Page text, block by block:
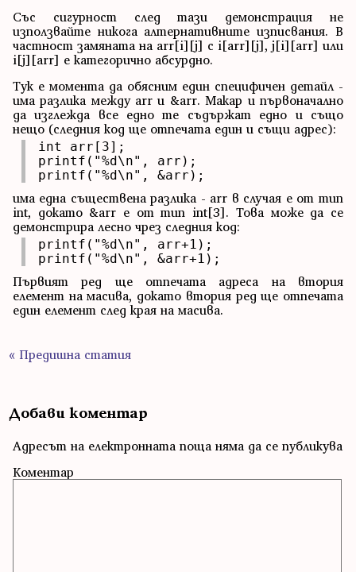
Със сигурност след тази демонстрация не
използвайте никога алтернативните изписвания. В
частност замяната на arr[i][j] с i[arr][j], j[i][arr] или
i[j][arr] е категорично абсурдно.
Тук е момента да обясним един специфичен детайл -
има разлика между arr и &arr. Макар и първоначално
да изглежда все едно те съдържат едно и също
нещо (следния код ще отпечата един и същи адрес):
int arr[3];
printf("%d\n", arr);
printf("%d\n", &arr);
има една съществена разлика - arr в случая е от тип
int, докато &arr е от тип int[3]. Това може да се
демонстрира лесно чрез следния код:
printf("%d\n", arr+1);
printf("%d\n", &arr+1);
Първият ред ще отпечата адреса на втория
елемент на масива, докато втория ред ще отпечата
един елемент след края на масива.
« Предишна статия
Добави коментар
Адресът на електронната поща няма да се публикува
Коментар